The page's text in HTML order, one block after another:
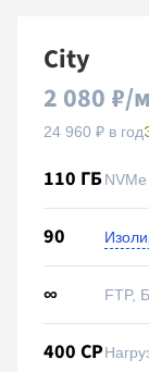
City
2 080 ₽/
24 960 ₽ в год
110 ГБ
90
∞ FTP,
400 CP